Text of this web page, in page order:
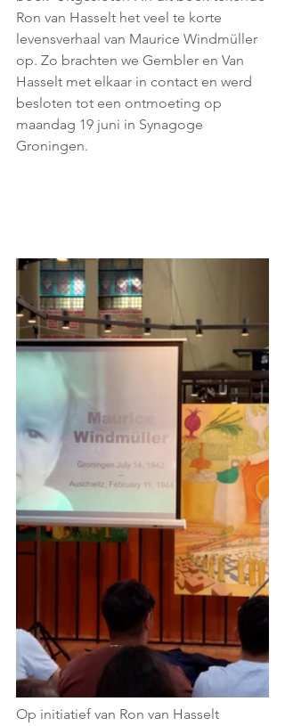
Ron van Hasselt het veel te korte
levensverhaal van Maurice Windmüller
op. Zo brachten we Gembler en Van
Hasselt met elkaar in contact en werd
besloten tot een ontmoeting op
maandag 19 juni in Synagoge
Groningen.
Op initiatief van Ron van Hasselt